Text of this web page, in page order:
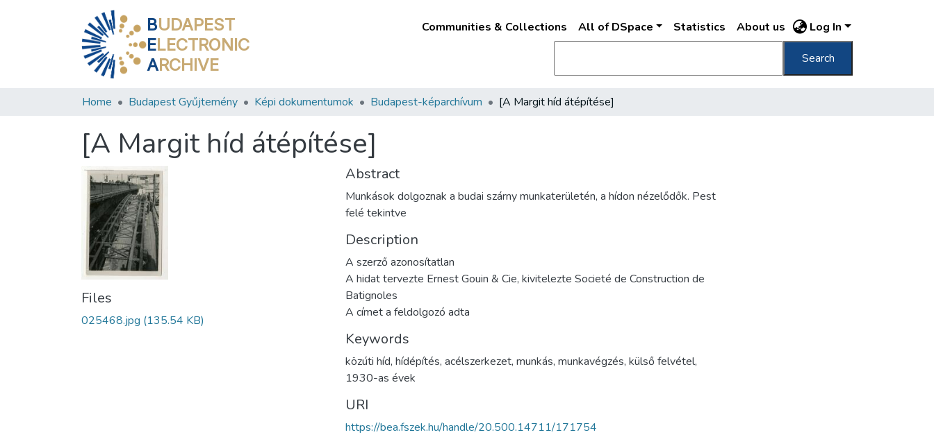
BUDAPEST
ELECTRONIC
ARCHIVE
Communities & Collections All of DSpace Statistics About us Log In
Search
Home Budapest Gyűjtemény Képi dokumentumok Budapest-képarchívum [A Margit híd átépítése]
[A Margit híd átépítése]
Files
025468.jpg (135.54 KB)
Abstract
Munkások dolgoznak a budai szárny munkaterületén, a hídon nézelődők. Pest
felé tekintve
Description
A szerző azonosítatlan
A hidat tervezte Ernest Gouin & Cie, kivitelezte Societé de Construction de
Batignoles
A címet a feldolgozó adta
Keywords
közúti híd, hídépítés, acélszerkezet, munkás, munkavégzés, külső felvétel,
1930-as évek
URI
https://bea.fszek.hu/handle/20.500.14711/171754